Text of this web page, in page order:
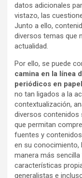
datos adicionales
vistazo, las
Junto a ello,
diversos temas que
actualidad.
Por ello, se puede
camina en la línea
periódicos en
no tan ligados a la
contextualización,
diversos contenidos
que permitan
fuentes y
en su conocimiento,
manera más
características
generalistas e